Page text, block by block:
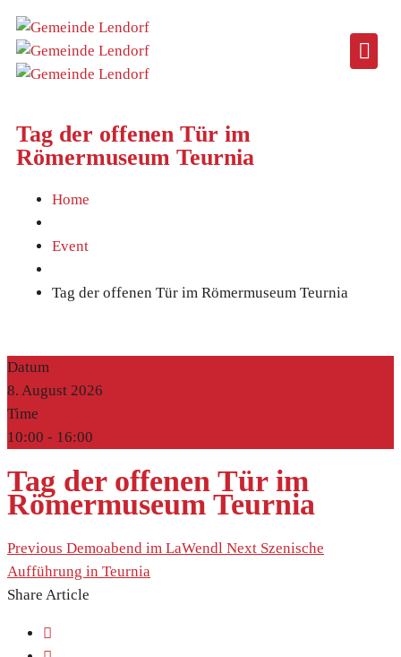
Tag der offenen Tür im
Römermuseum Teurnia
Home
Event
Tag der offenen Tür im Römermuseum Teurnia
Datum
8. August 2026
Time
10:00 - 16:00
Tag der offenen Tür im
Römermuseum Teurnia
Previous Demoabend im LaWendl Next Szenische
Aufführung in Teurnia
Share Article